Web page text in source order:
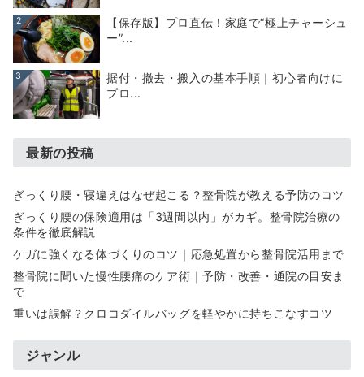
2
【保存版】プロ直伝！家庭で“極上チャーシュ
ー”...
3
据付・撤去・搬入の基本手順｜初心者向けに
プロ...
最新の投稿
ぎっくり腰・寝違えはなぜ起こる？整骨院が教える予防のコツ
ぎっくり腰の保険適用は「3週間以内」がカギ。整骨院治療の
条件を徹底解説
ケガに強くなる体づくりのコツ｜応急処置から整骨院活用まで
整骨院に聞いた慢性腰痛のケア術｜予防・改善・通院の目安ま
で
重いは誤解？クロコダイルバッグを軽やかに持ちこなすコツ
ジャンル